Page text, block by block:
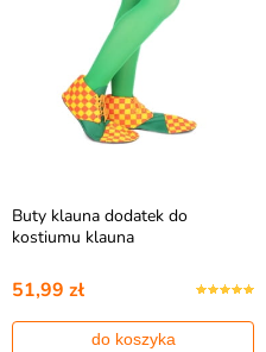
Buty klauna dodatek do
kostiumu klauna
51,99 zł
do koszyka